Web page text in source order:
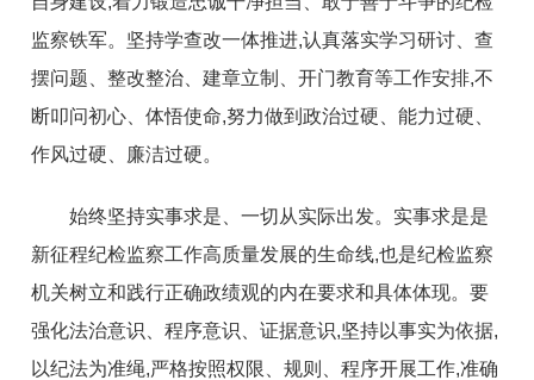
监察铁军。坚持学查改一体推进,认真落实学习研讨、查
摆问题、整改整治、建章立制、开门教育等工作安排,不
断叩问初心、体悟使命,努力做到政治过硬、能力过硬、
作风过硬、廉洁过硬。
始终坚持实事求是、一切从实际出发。实事求是是
新征程纪检监察工作高质量发展的生命线,也是纪检监察
机关树立和践行正确政绩观的内在要求和具体体现。要
强化法治意识、程序意识、证据意识,坚持以事实为依据,
以纪法为准绳,严格按照权限、规则、程序开展工作,准确